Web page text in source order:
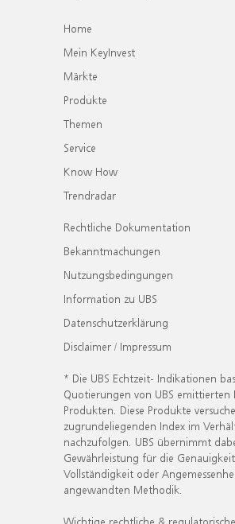
Home
Mein KeyInvest
Märkte
Produkte
Themen
Service
Know How
Trendradar
Rechtliche Dokumentation
Bekanntmachungen
Nutzungsbedingungen
Information zu UBS
Datenschutzerklärung
Disclaimer / Impressum
* Die UBS Echtzeit- Indikationen
Quotierungen von UBS emittierten
Produkten. Diese Produkte
zugrundeliegenden Index im
nachzufolgen. UBS übernimmt
Gewährleistung für die
Vollständigkeit oder
angewandten Methodik.